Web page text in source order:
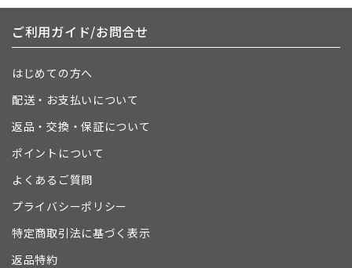
ご利用ガイド/お問合せ
はじめての方へ
配送・お支払いについて
返品・交換・保証について
ポイントについて
よくあるご質問
プライバシーポリシー
特定商取引法に基づく表示
返品特約